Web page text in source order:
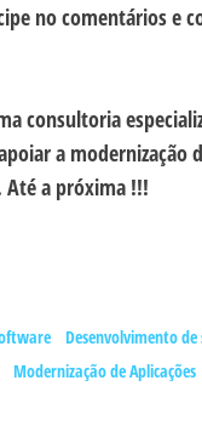
no comentários e
consultoria
a modernização
Até a próxima !!!
Desenvolvimento
Modernização de Aplicações